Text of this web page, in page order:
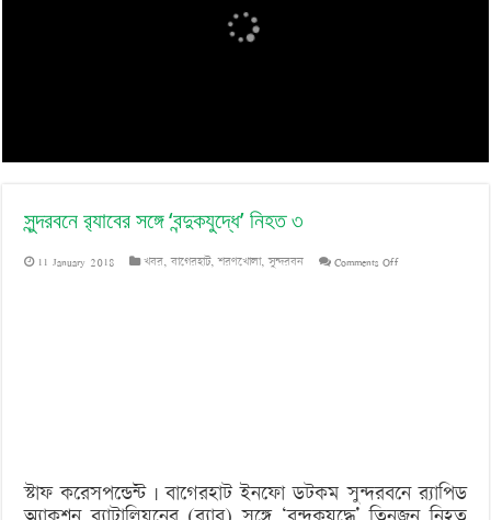
‘বড় নাশকতার জন্য’ অস্ত্র নিয়ে বাগেরহাটে ঢুকছিল তারা
সুন্দরবনে র‌্যাবের সঙ্গে ‘বন্দুকযুদ্ধে’ নিহত ৩
11 January 2018 খবর,বাগেরহাট,শরণখোলা,সুন্দরবন Comments Offon
স্টাফ করেসপন্ডেন্ট | বাগেরহাট ইনফো ডটকম সুন্দরবনে র‌্যাপিড